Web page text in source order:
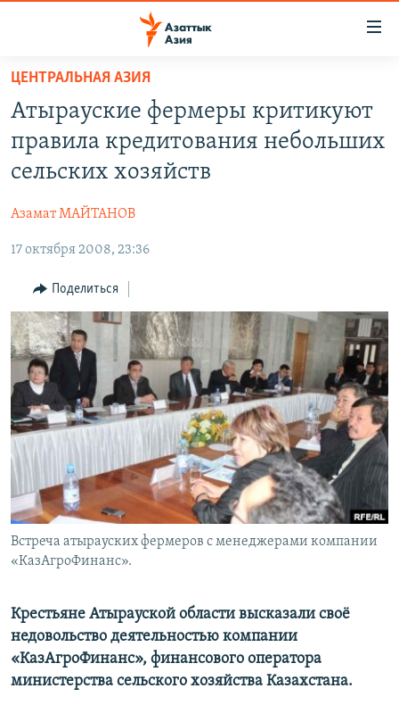
Вернуться
основному
содержанию
Вернутся
главной
Вернутся
поиску
ЦЕНТРАЛЬНАЯ АЗИЯ
КАЗАХСТАН
НОВОСТИ
ВОЙНА В УКРАИНЕ
КЫРГЫЗЧА
ЎЗБЕКЧА
ТОҶИКӢ
TÜRKMENÇE
ПОДПИШИТЕСЬ НА НАС В СОЦСЕТЯХ
Все сайты РСЕ/РС
ЦЕНТРАЛЬНАЯ АЗИЯ
Атырауские фермеры критикуют
правила кредитования небольших
сельских хозяйств
Азамат МАЙТАНОВ
17 октября 2008, 23:36
Поделиться
Встреча атырауских фермеров с менеджерами компании
«КазАгроФинанс».
Крестьяне Атырауской области высказали своё
недовольство деятельностью компании
«КазАгроФинанс», финансового оператора
министерства сельского хозяйства Казахстана.